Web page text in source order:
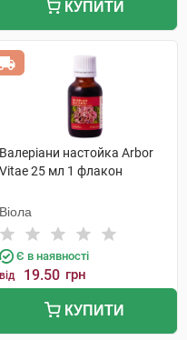
КУПИТИ
Валеріани настойка Arbor
Vitae 25 мл 1 флакон
Віола
Є в наявності
від 19.50 грн
КУПИТИ